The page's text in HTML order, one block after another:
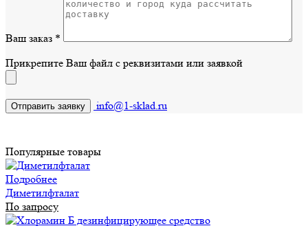
Ваш заказ *
Прикрепите Ваш файл с реквизитами или заявкой
info@1-sklad.ru
Популярные товары
Подробнее
Диметилфталат
По запросу